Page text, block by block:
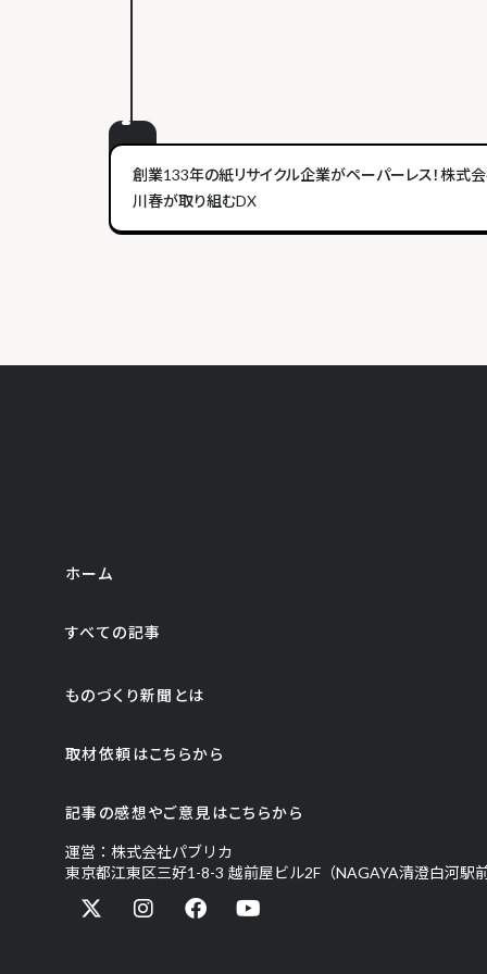
創業133年の紙リサイクル企業がペーパーレス！株式
川春が取り組むDX
ホーム
すべての記事
ものづくり新聞とは
取材依頼はこちらから
記事の感想やご意見はこちらから
運営：株式会社パブリカ
東京都江東区三好1-8-3 越前屋ビル2F（NAGAYA清澄白河駅